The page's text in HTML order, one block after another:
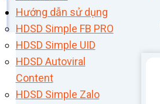
Hướng dẫn sử dụng
HDSD Simple FB PRO
HDSD Simple UID
HDSD Autoviral
Content
HDSD Simple Zalo